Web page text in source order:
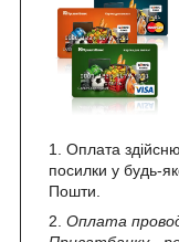
Оплата
посилки у будь-
Пошти.
Оплата